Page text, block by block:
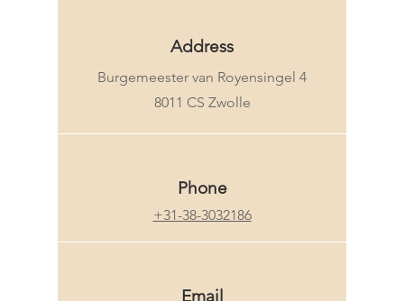
Address
Burgemeester van Royensingel 4
8011 CS Zwolle
Phone
+31-38-3032186
Email